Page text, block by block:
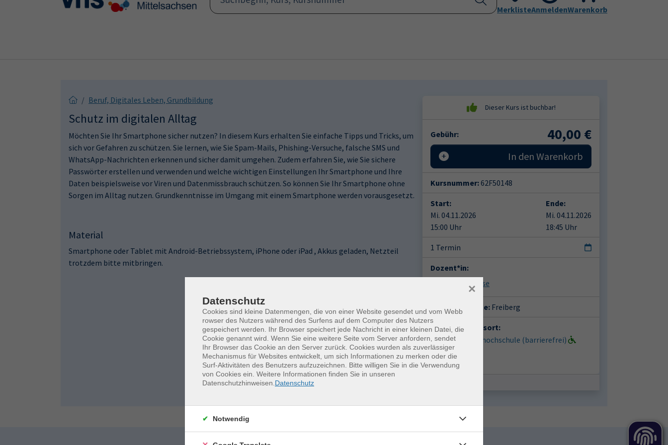
Skip to main content
Skip to page footer
Submenu for "Programm"Submenu for "Kontakt"
Aktuelles Leichte Sprache
MerklisteAnmeldenWarenkorb
Beruf, Digitales Leben, Grundbildung
Schutz im digitalen Alltag
Möchten Sie Ihr Smartphone sicher nutzen? In diesem Kurs erhalten Sie einfache Tipps und Tricks, um
sich vor Gefahren zu schützen. Sie lernen, wie Sie Spam-Mails, Phishing-Versuche, falsche SMS und
WhatsApp-Nachrichten erkennen und sicher damit umgehen. Zudem erfahren Sie, wie Sie sichere
Passwörter erstellen und verwenden und welche wichtigen Einstellungen Ihr Smartphone und Ihre
Daten beispielsweise vor Viren und Datenmissbrauch schützen. So können Sie Ihr Smartphone ohne
Sorgen im Alltag nutzen. Grundkenntnisse im Umgang mit einem Smartphone werden vorausgesetzt.
Material
Smartphone oder Tablet mit Android-Betriebssystem, iPhone oder iPad , Akkus geladen, Netzteil
trotzdem bitte mitbringen.
Gebühr: 40,00 €
In den Warenkorb
Kursnummer:62F50148
Start:
Mi. 04.11.2026
15:00 Uhr
Ende:
Mi. 04.11.2026
18:45 Uhr
1 Termin
Dozent*in:
Jacqueline Haase
Geschäftsstelle: Freiberg
Veranstaltungsort:
Freiberg, Volkshochschule (barrierefrei)
Petriplatz 3
09599 Freiberg
Datenschutz
Cookies sind kleine Datenmengen, die von einer Website gesendet und vom Webb
rowser des Nutzers während des Surfens auf dem Computer des Nutzers
gespeichert werden. Ihr Browser speichert jede Nachricht in einer kleinen Datei, die
Cookie genannt wird. Wenn Sie eine weitere Seite vom Server anfordern, sendet
Ihr Browser das Cookie an den Server zurück. Cookies wurden als zuverlässiger
Mechanismus für Websites entwickelt, um sich Informationen zu merken oder die
Surf-Aktivitäten des Benutzers aufzuzeichnen. Bitte willigen Sie in die Verwendung
von Cookies ein. Weitere Informationen finden Sie in unseren
Datenschutzhinweisen. Datenschutz
×
Notwendig